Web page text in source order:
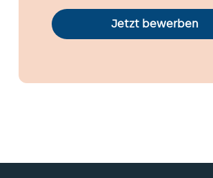
Jetzt bewerben